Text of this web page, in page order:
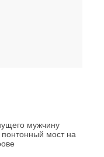
мужчину
понтонный мост на